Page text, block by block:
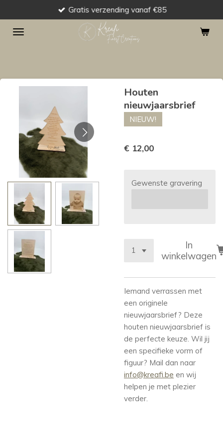
direct
naar
Gratis verzending vanaf €85
Houten
nieuwjaarsbrief
NIEUW!
€ 12,00
Gewenste gravering
In
winkelwagen
Iemand verrassen met
een originele
nieuwjaarsbrief? Deze
houten nieuwjaarsbrief is
de perfecte keuze. Wil jij
een specifieke vorm of
figuur? Mail dan naar
info@kreafi.be en wij
helpen je met plezier
verder.